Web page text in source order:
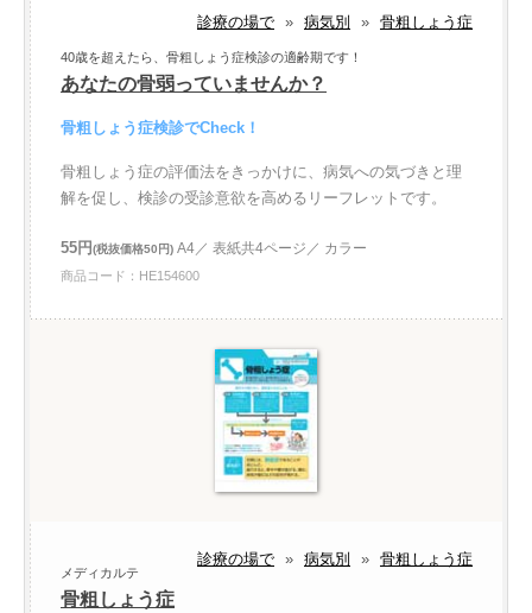
診療の場で » 病気別 » 骨粗しょう症
40歳を超えたら、骨粗しょう症検診の適齢期です！
あなたの骨弱っていませんか？
骨粗しょう症検診でCheck！
骨粗しょう症の評価法をきっかけに、病気への気づきと理
解を促し、検診の受診意欲を高めるリーフレットです。
55円(税抜価格50円) A4／ 表紙共4ページ／ カラー
商品コード：HE154600
診療の場で » 病気別 » 骨粗しょう症
メディカルテ
骨粗しょう症